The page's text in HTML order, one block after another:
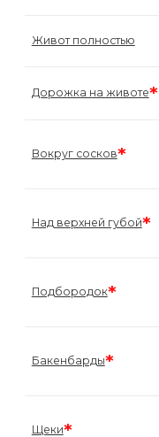
Живот полностью
Дорожка на животе*
Вокруг сосков*
Над верхней губой*
Подбородок*
Бакенбарды*
Щеки*